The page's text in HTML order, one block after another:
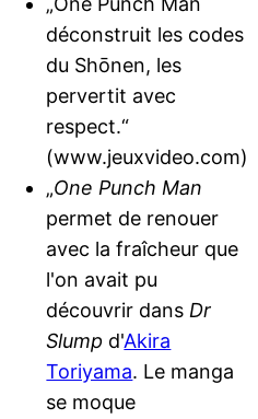
déconstruit les codes
du Shōnen, les
pervertit avec
respect.“
(www.jeuxvideo.com)
„One Punch Man
permet de renouer
avec la fraîcheur que
l'on avait pu
découvrir dans Dr
Slump d'Akira
Toriyama. Le manga
se moque